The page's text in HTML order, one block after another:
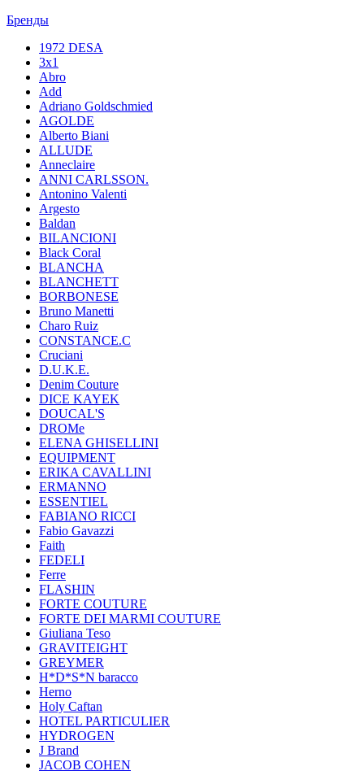
Бренды
1972 DESA
3x1
Abro
Add
Adriano Goldschmied
AGOLDE
Alberto Biani
ALLUDE
Anneclaire
ANNI CARLSSON.
Antonino Valenti
Argesto
Baldan
BILANCIONI
Black Coral
BLANCHA
BLANCHETT
BORBONESE
Bruno Manetti
Charo Ruiz
CONSTANCE.C
Cruciani
D.U.K.E.
Denim Couture
DICE KAYEK
DOUCAL'S
DROMe
ELENA GHISELLINI
EQUIPMENT
ERIKA CAVALLINI
ERMANNO
ESSENTIEL
FABIANO RICCI
Fabio Gavazzi
Faith
FEDELI
Ferre
FLASHIN
FORTE COUTURE
FORTE DEI MARMI COUTURE
Giuliana Teso
GRAVITEIGHT
GREYMER
H*D*S*N baracco
Herno
Holy Caftan
HOTEL PARTICULIER
HYDROGEN
J Brand
JACOB COHEN